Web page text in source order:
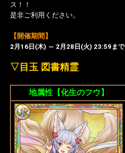
ス！！
是非ご利用ください。
【開催期間】
2月16日(木) ～ 2月28日(火) 23:59まで
▽ 目玉 図書精霊
地属性【化生のフウ】